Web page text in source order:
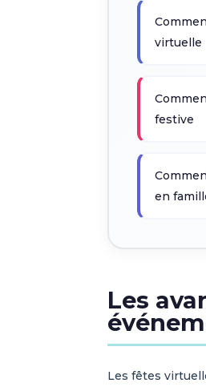
virtuelle
festive
en
Les
Les fêtes